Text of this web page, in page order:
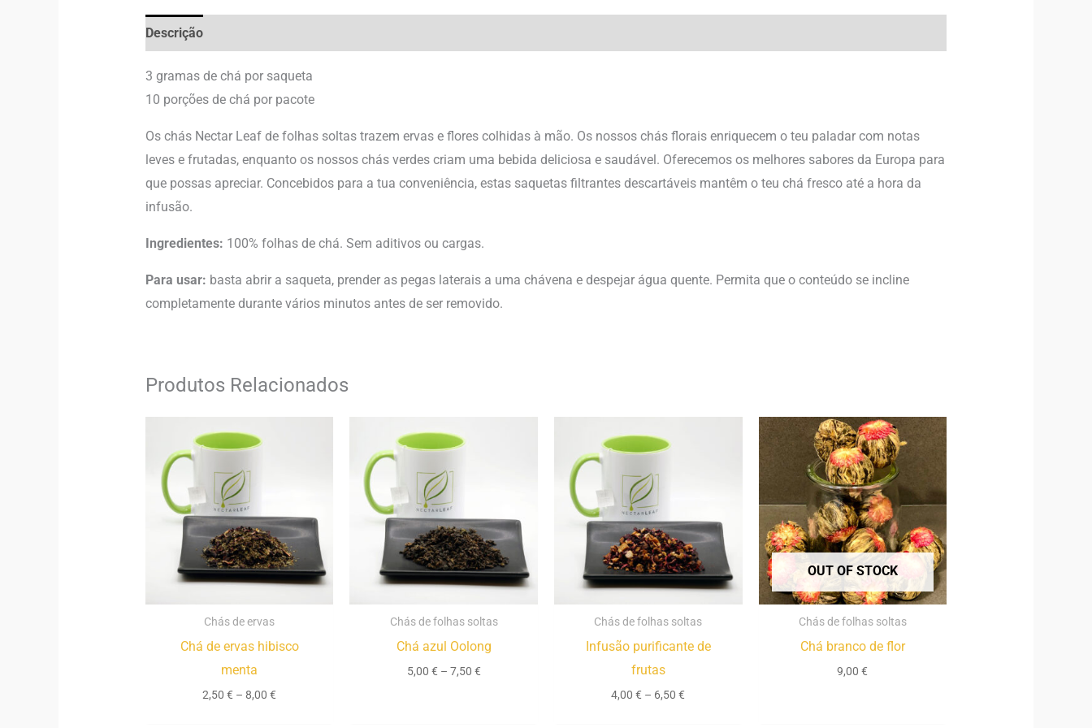
Descrição
3 gramas de chá por saqueta
10 porções de chá por pacote
Os chás Nectar Leaf de folhas soltas trazem ervas e flores colhidas à mão. Os nossos chás florais enriquecem o teu paladar com notas
leves e frutadas, enquanto os nossos chás verdes criam uma bebida deliciosa e saudável. Oferecemos os melhores sabores da Europa para
que possas apreciar. Concebidos para a tua conveniência, estas saquetas filtrantes descartáveis mantêm o teu chá fresco até a hora da
infusão.
Ingredientes: 100% folhas de chá. Sem aditivos ou cargas.
Para usar: basta abrir a saqueta, prender as pegas laterais a uma chávena e despejar água quente. Permita que o conteúdo se incline
completamente durante vários minutos antes de ser removido.
Produtos Relacionados
Chás de ervas
Chá de ervas hibisco
menta
2,50€ – 8,00€
Chás de folhas soltas
Chá azul Oolong
5,00 € – 7,50 €
Chás de folhas soltas
Infusão purificante de
frutas
4,00€ – 6,50€
OUT OF STOCK
Chás de folhas soltas
Chá branco de flor
9,00€